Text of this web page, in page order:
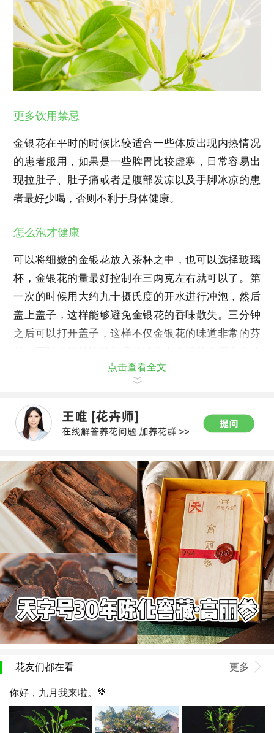
更多饮用禁忌
金银花在平时的时候比较适合一些体质出现内热情况
的患者服用，如果是一些脾胃比较虚寒，日常容易出
现拉肚子、肚子痛或者是腹部发凉以及手脚冰凉的患
者最好少喝，否则不利于身体健康。
怎么泡才健康
可以将细嫩的金银花放入茶杯之中，也可以选择玻璃
杯，金银花的量最好控制在三两克左右就可以了。第
一次的时候用大约九十摄氏度的开水进行冲泡，然后
盖上盖子，这样能够避免金银花的香味散失。三分钟
之后可以打开盖子，这样不仅金银花的味道非常的芬
点击查看全文
花友们都在看 更多
你好，九月我来啦。💐